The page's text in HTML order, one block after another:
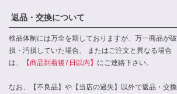
返品・交換について
検品体制には万全を期しておりますが、万一商品が破
損・汚損していた場合、 またはご注文と異なる場合
は、
【商品到着後7日以内】 にご連絡下さい。
なお、【不良品】や【当店の過失】以外で返品・交換